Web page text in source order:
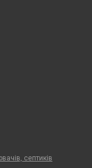
септиків